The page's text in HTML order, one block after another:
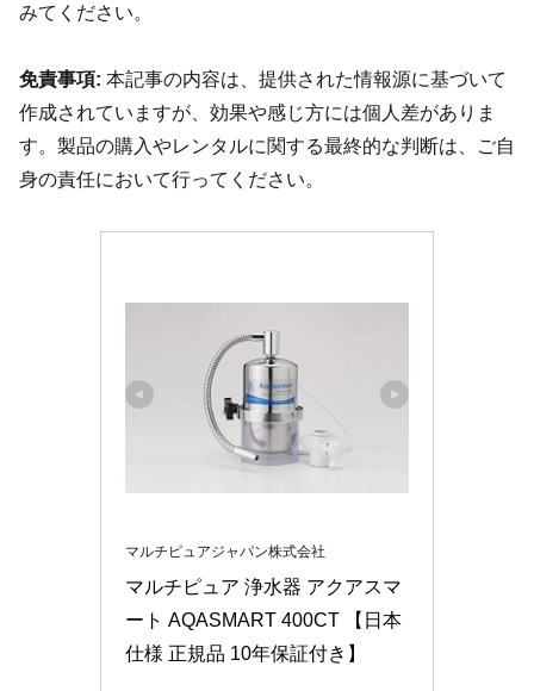
みてください。
免責事項: 本記事の内容は、提供された情報源に基づいて
作成されていますが、効果や感じ方には個人差がありま
す。製品の購入やレンタルに関する最終的な判断は、ご自
身の責任において行ってください。
マルチピュアジャパン株式会社
マルチピュア 浄水器 アクアスマ
ート AQASMART 400CT 【日本
仕様 正規品 10年保証付き】